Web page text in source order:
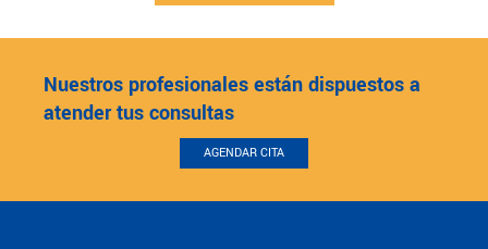
Nuestros profesionales están dispuestos a
atender tus consultas
AGENDAR CITA